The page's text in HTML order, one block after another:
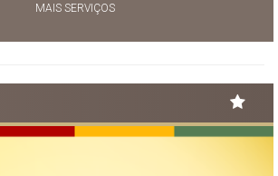
MAIS SERVIÇOS